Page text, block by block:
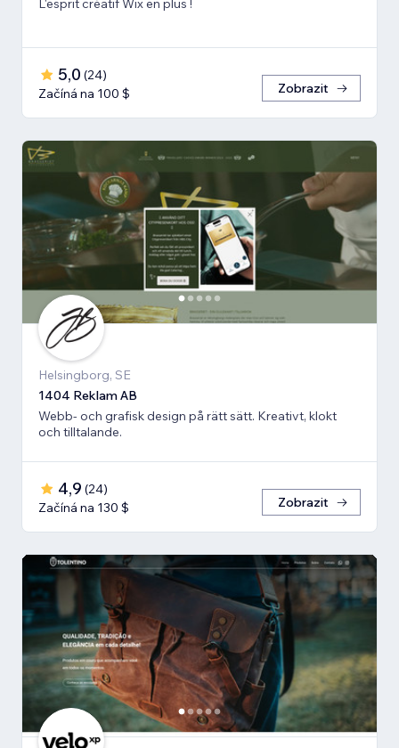
L'esprit créatif Wix en plus !
5,0 (24)
Začíná na 100 $
Zobrazit
Helsingborg, SE
1404 Reklam AB
Webb- och grafisk design på rätt sätt. Kreativt, klokt
och tilltalande.
4,9 (24)
Začíná na 130 $
Zobrazit